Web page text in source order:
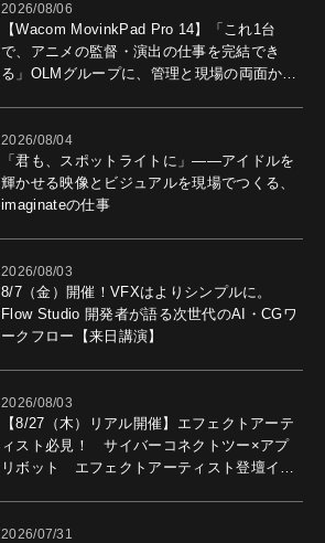
2026/08/06
【Wacom MovinkPad Pro 14】「これ1台
で、アニメの監督・演出の仕事を完結でき
る」OLMグループに、管理と現場の両面から
2026/08/04
「君も、スポットライトに」――アイドルを
輝かせる映像とビジュアルを現場でつくる、
imaginateの仕事
2026/08/03
8/7（金）開催！VFXはよりシンプルに。
Flow Studio 開発者が語る次世代のAI・CGワ
ークフロー【来日講演】
2026/08/03
【8/27（木）リアル開催】エフェクトアーテ
ィスト必見！ サイバーコネクトツー×アプ
リボット エフェクトアーティスト登壇イベ
2026/07/31